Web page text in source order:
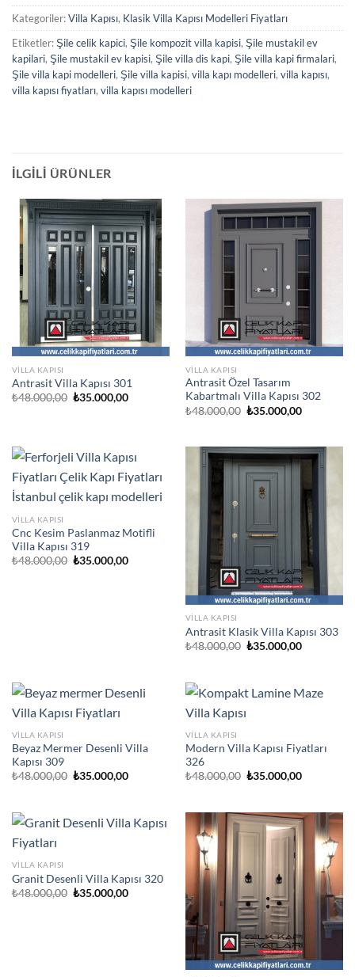
Kategoriler:Villa Kapısı, Klasik Villa Kapısı Modelleri Fiyatları
Etiketler:Şile celik kapici, Şile kompozit villa kapisi, Şile mustakil ev
kapilari, Şile mustakil ev kapisi, Şile villa dis kapi, Şile villa kapi firmalari,
Şile villa kapi modelleri, Şile villa kapisi, villa kapı modelleri, villa kapısı,
villa kapısı fiyatları, villa kapısı modelleri
İLGILI ÜRÜNLER
VILLA KAPISI
Antrasit Villa Kapısı 301
₺48.000,00 Orijinal
₺35.000,00Şu
VILLA KAPISI
Antrasit Özel Tasarım
Kabartmalı Villa Kapısı 302
₺48.000,00 Orijinal
₺35.000,00Şu
VILLA KAPISI
Cnc Kesim Paslanmaz Motifli
Villa Kapısı 319
₺48.000,00 Orijinal
₺35.000,00Şu
VILLA KAPISI
Antrasit Klasik Villa Kapısı 303
₺48.000,00 Orijinal
₺35.000,00Şu
VILLA KAPISI
Beyaz Mermer Desenli Villa
Kapısı 309
₺48.000,00 Orijinal
₺35.000,00Şu
VILLA KAPISI
Modern Villa Kapısı Fiyatları
326
₺48.000,00 Orijinal
₺35.000,00Şu
VILLA KAPISI
Granit Desenli Villa Kapısı 320
₺48.000,00 Orijinal
₺35.000,00Şu